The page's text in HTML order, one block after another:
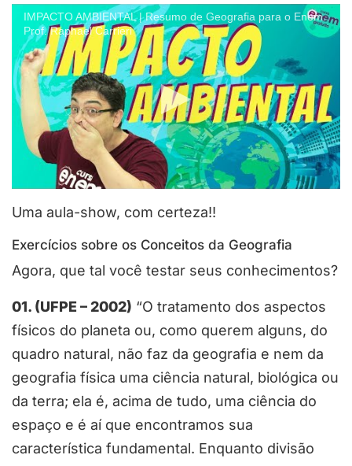
IMPACTO AMBIENTAL | Resumo de Geografia para o Enem.
Prof. Raphael Carrieri
Uma aula-show, com certeza!!
Exercícios sobre os Conceitos da Geografia
Agora, que tal você testar seus conhecimentos?
01. (UFPE – 2002) “O tratamento dos aspectos
físicos do planeta ou, como querem alguns, do
quadro natural, não faz da geografia e nem da
geografia física uma ciência natural, biológica ou
da terra; ela é, acima de tudo, uma ciência do
espaço e é aí que encontramos sua
característica fundamental. Enquanto divisão